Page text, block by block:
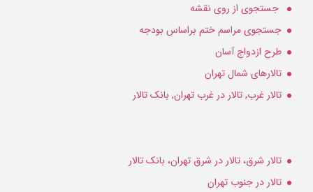
جستجوی از روی نقشه
جستجوی مراسم ختم براساس بودجه
طرح ازدواج آسان
تالارهای شمال تهران
تالار غرب, تالار در غرب تهران, بانک تالار
تالار شرق، تالار در شرق تهران، بانک تالار
تالار در جنوب تهران